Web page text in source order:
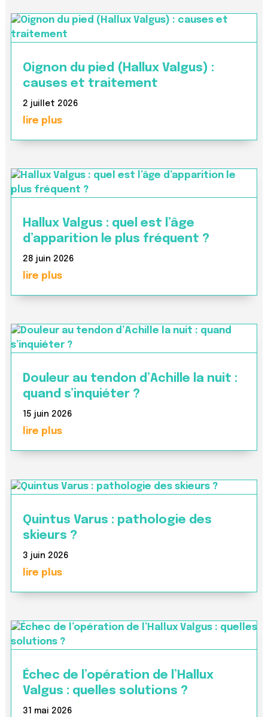
Oignon du pied (Hallux Valgus) :
causes et traitement
2 juillet 2026
lire plus
Hallux Valgus : quel est l’âge
d’apparition le plus fréquent ?
28 juin 2026
lire plus
Douleur au tendon d’Achille la nuit :
quand s’inquiéter ?
15 juin 2026
lire plus
Quintus Varus : pathologie des
skieurs ?
3 juin 2026
lire plus
Échec de l’opération de l’Hallux
Valgus : quelles solutions ?
31 mai 2026